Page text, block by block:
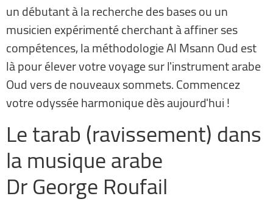
un débutant à la recherche des bases ou un
musicien expérimenté cherchant à affiner ses
compétences, la méthodologie Al Msann Oud est
là pour élever votre voyage sur l'instrument arabe
Oud vers de nouveaux sommets. Commencez
votre odyssée harmonique dès aujourd'hui !
Le tarab (ravissement) dans
la musique arabe
Dr George Roufail